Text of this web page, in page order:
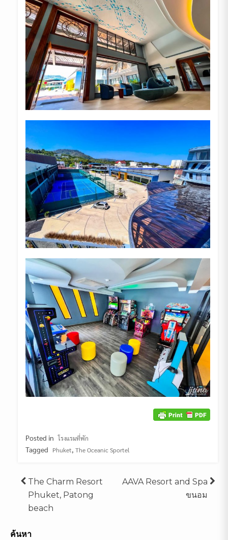
Posted in โรงแรมที่พัก
Tagged Phuket, The Oceanic Sportel
Post
navigation
The Charm Resort
Phuket, Patong
beach
AAVA Resort and Spa
ขนอม
ค้นหา